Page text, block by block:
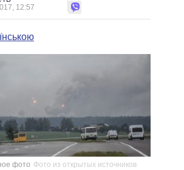
12:57
фото Фото из открытых источников